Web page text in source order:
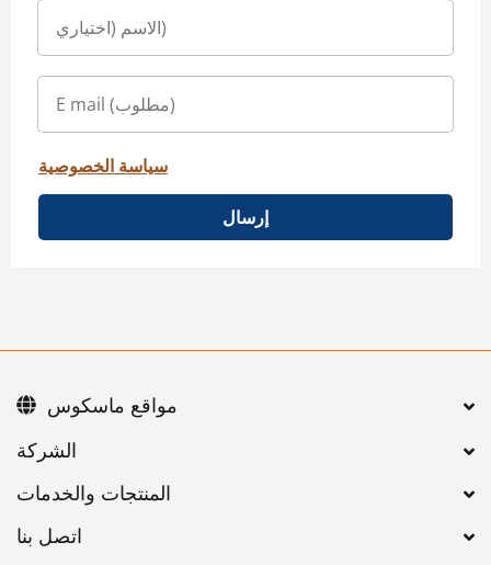
سياسة الخصوصية
إرسال
اتصل بنا
مواقع ماسكوس